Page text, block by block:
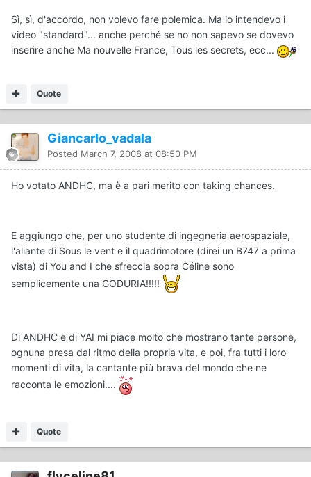
Sì, sì, d'accordo, non volevo fare polemica. Ma io intendevo i
video "standard"... anche perché se no non sapevo se dovevo
inserire anche Ma nouvelle France, Tous les secrets, ecc...
Quote
Giancarlo_vadala
Posted March 7, 2008 at 08:50 PM
Ho votato ANDHC, ma è a pari merito con taking chances.
E aggiungo che, per uno studente di ingegneria aerospaziale,
l'aliante di Sous le vent e il quadrimotore (direi un B747 a prima
vista) di You and I che sfreccia sopra Céline sono
semplicemente una GODURIA!!!!!
Di ANDHC e di YAI mi piace molto che mostrano tante persone,
ognuna presa dal ritmo della propria vita, e poi, fra tutti i loro
momenti di vita, la cantante più brava del mondo che ne
racconta le emozioni....
Quote